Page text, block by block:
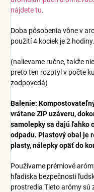
nájdete tu.
Doba pôsobenia vône v
použití 4 kociek je 2 hodiny.
(nalievame ručne, takže
preto ten rozptyl v počte
zodpovedá)
Balenie:
vrátane ZIP uzáveru,
samolepky sa dajú ľahko
odpadu. Plastový obal je
plasty, nálepky opäť do
Používame prémiové
hľadiska bezpečnosti
prostredia Tieto arómy sú